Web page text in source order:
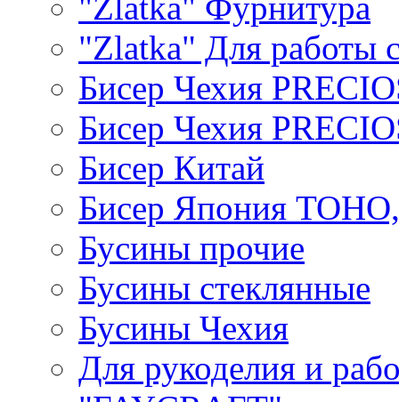
"Zlatka" Для работы
Бисер Чехия
Бисер Чехия
Бисер Китай
Бисер Япония
Бусины прочие
Бусины стеклянные
Бусины Чехия
Для рукоделия и